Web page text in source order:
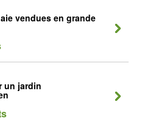
vendues en grande
un jardin